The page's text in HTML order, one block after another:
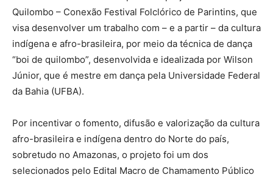
Quilombo – Conexão Festival Folclórico de Parintins, que
visa desenvolver um trabalho com – e a partir – da cultura
indígena e afro-brasileira, por meio da técnica de dança
“boi de quilombo”, desenvolvida e idealizada por Wilson
Júnior, que é mestre em dança pela Universidade Federal
da Bahia (UFBA).
Por incentivar o fomento, difusão e valorização da cultura
afro-brasileira e indígena dentro do Norte do país,
sobretudo no Amazonas, o projeto foi um dos
selecionados pelo Edital Macro de Chamamento Público